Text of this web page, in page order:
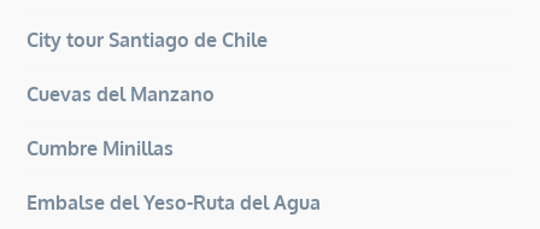
City tour Santiago de Chile
Cuevas del Manzano
Cumbre Minillas
Embalse del Yeso-Ruta del Agua